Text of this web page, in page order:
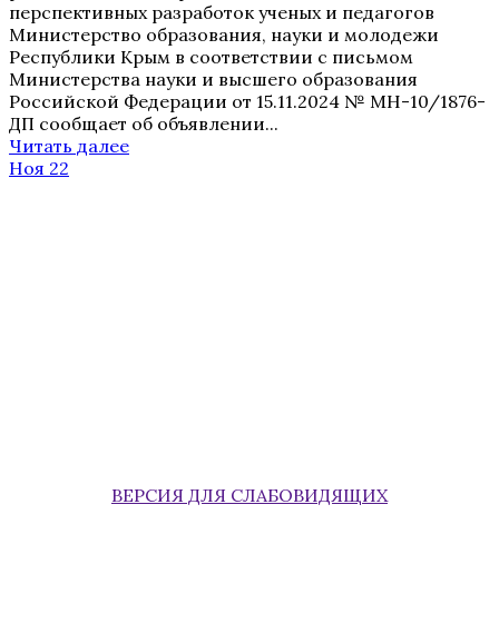
перспективных разработок ученых и педагогов
Министерство образования, науки и молодежи
Республики Крым в соответствии с письмом
Министерства науки и высшего образования
Российской Федерации от 15.11.2024 № МН-10/1876-
ДП сообщает об объявлении...
Читать далее
Ноя 22
ВЕРСИЯ ДЛЯ СЛАБОВИДЯЩИХ